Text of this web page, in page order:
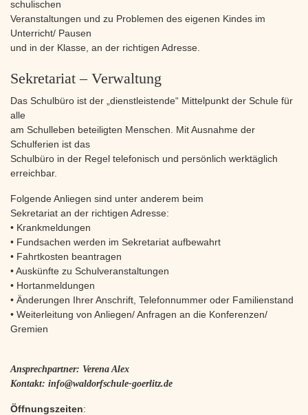
schulischen
Veranstaltungen und zu Problemen des eigenen Kindes im
Unterricht/ Pausen
und in der Klasse, an der richtigen Adresse.
Sekretariat – Verwaltung
Das Schulbüro ist der „dienstleistende“ Mittelpunkt der Schule für
alle
am Schulleben beteiligten Menschen. Mit Ausnahme der
Schulferien ist das
Schulbüro in der Regel telefonisch und persönlich werktäglich
erreichbar.
Folgende Anliegen sind unter anderem beim
Sekretariat an der richtigen Adresse:
• Krankmeldungen
• Fundsachen werden im Sekretariat aufbewahrt
• Fahrtkosten beantragen
• Auskünfte zu Schulveranstaltungen
• Hortanmeldungen
• Änderungen Ihrer Anschrift, Telefonnummer oder Familienstand
• Weiterleitung von Anliegen/ Anfragen an die Konferenzen/
Gremien
Ansprechpartner: Verena Alex
Kontakt: info@waldorfschule-goerlitz.de
Öffnungszeiten: